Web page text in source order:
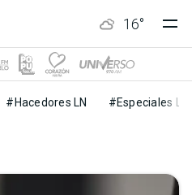
16°
#Hacedores LN #Especiales LN